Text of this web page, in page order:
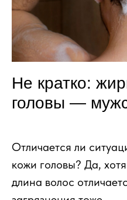
Не кратко:
головы —
Отличается ли
кожи головы? Да,
длина волос